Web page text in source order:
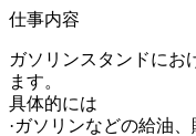
仕事内容
ガソリンスタンドにお
ます。
具体的には
·ガソリンなどの給油